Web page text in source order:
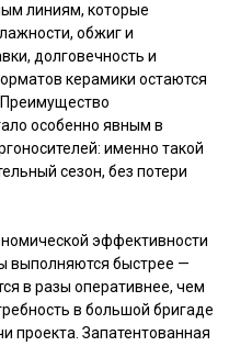
линиям, которые
обжиг и
долговечность и
керамики остаются
особенно явным в
именно такой
сезон, без потери
эффективности
выполняются быстрее —
в разы оперативнее, чем
в большой бригаде
проекта. Запатентованная